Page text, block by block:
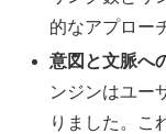
的なアプロー
意図と文脈へ
ンジンはユー
りました。こ